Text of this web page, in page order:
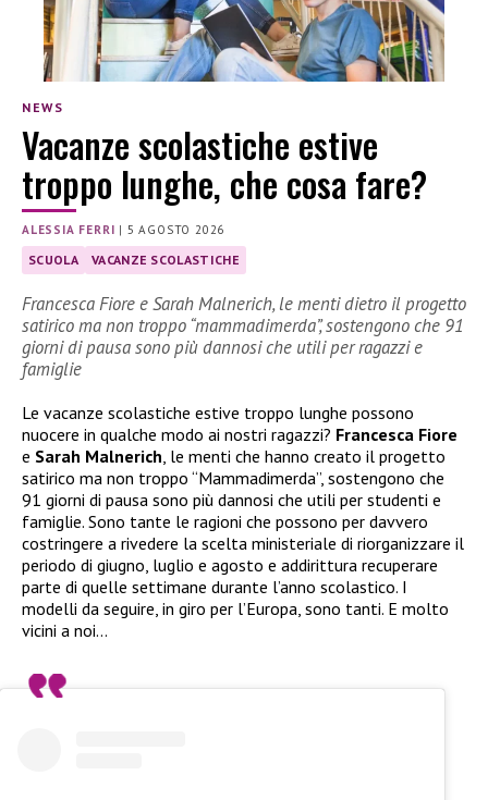
NEWS
Vacanze scolastiche estive
troppo lunghe, che cosa fare?
ALESSIA FERRI | 5 AGOSTO 2026
SCUOLA VACANZE SCOLASTICHE
Francesca Fiore e Sarah Malnerich, le menti dietro il progetto
satirico ma non troppo “mammadimerda”, sostengono che 91
giorni di pausa sono più dannosi che utili per ragazzi e
famiglie
Le vacanze scolastiche estive troppo lunghe possono
nuocere in qualche modo ai nostri ragazzi? Francesca Fiore
e Sarah Malnerich , le menti che hanno creato il progetto
satirico ma non troppo “Mammadimerda”, sostengono che
91 giorni di pausa sono più dannosi che utili per studenti e
famiglie. Sono tante le ragioni che possono per davvero
costringere a rivedere la scelta ministeriale di riorganizzare il
periodo di giugno, luglio e agosto e addirittura recuperare
parte di quelle settimane durante l’anno scolastico. I
modelli da seguire, in giro per l’Europa, sono tanti. E molto
vicini a noi…